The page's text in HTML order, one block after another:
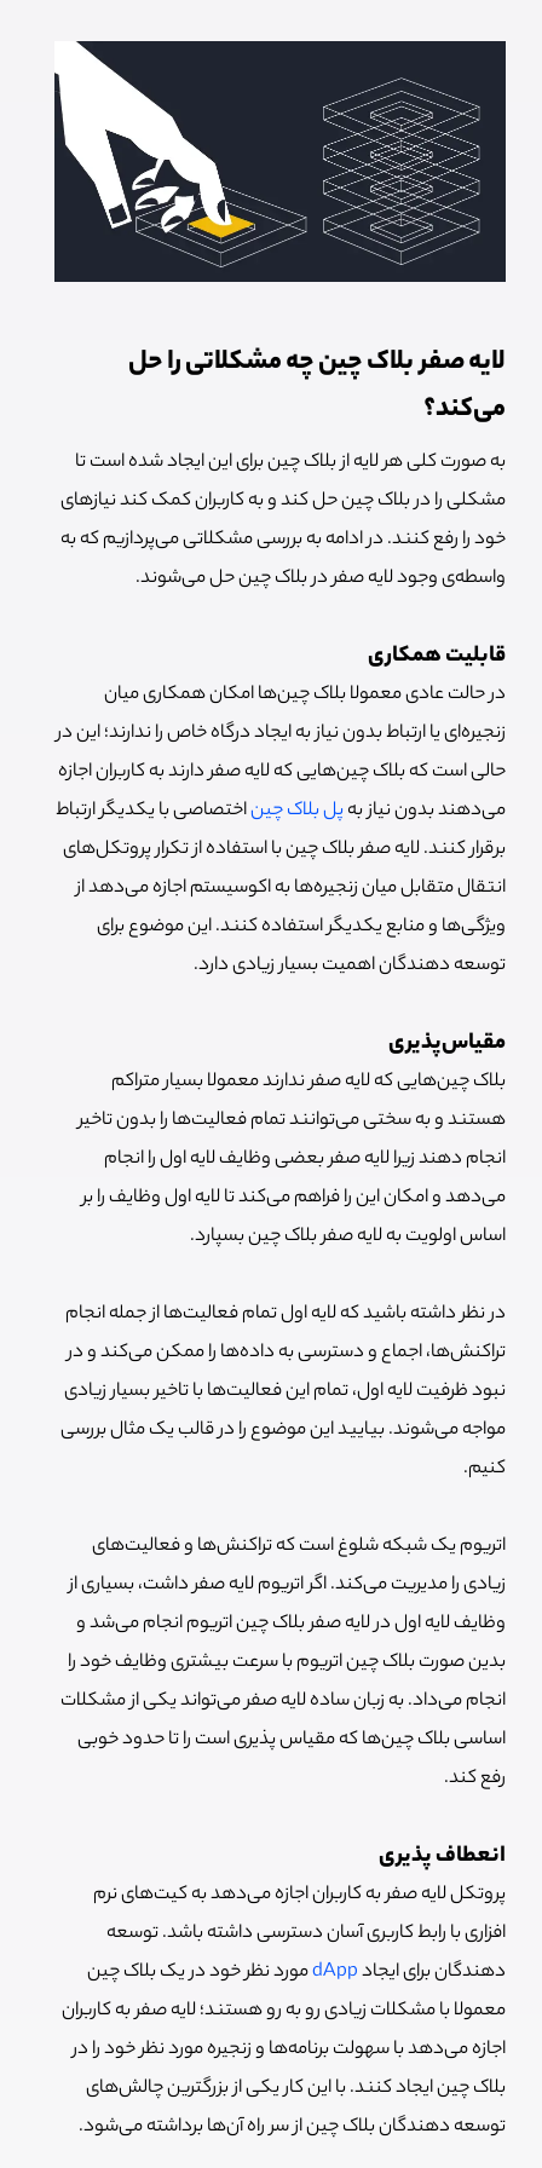
لایه صفر بلاک چین چه مشکلاتی را حل
می‌کند؟
به صورت کلی هر لایه از بلاک چین برای این ایجاد شده است تا
مشکلی را در بلاک چین حل کند و به کاربران کمک کند نیازهای
خود را رفع کنند. در ادامه به بررسی مشکلاتی می‌پردازیم که به
واسطه‌ی وجود لایه صفر در بلاک چین حل می‌شوند.
قابلیت همکاری
در حالت عادی معمولا بلاک چین‌ها امکان همکاری میان
زنجیره‌ای یا ارتباط بدون نیاز به ایجاد درگاه خاص را ندارند؛ این در
حالی است که بلاک چین‌هایی که لایه صفر دارند به کاربران اجازه
می‌دهند بدون نیاز بهپل‌ بلاک چیناختصاصی با یکدیگر ارتباط
برقرار کنند. لایه صفر بلاک چین با استفاده از تکرار پروتکل‌های
انتقال متقابل میان زنجیره‌ها به اکوسیستم اجازه می‌دهد از
ویژگی‌ها و منابع یکدیگر استفاده کنند. این موضوع برای
توسعه دهندگان اهمیت بسیار زیادی دارد.
مقیاس‌پذیری
بلاک چین‌هایی که لایه صفر ندارند معمولا بسیار متراکم
هستند و به سختی می‌توانند تمام فعالیت‌ها را بدون تاخیر
انجام دهند زیرا لایه صفر بعضی وظایف لایه اول را انجام
می‌دهد و امکان این را فراهم می‌کند تا لایه اول وظایف را بر
اساس اولویت به لایه صفر بلاک چین بسپارد.
در نظر داشته باشید که لایه اول تمام فعالیت‌ها از جمله انجام
تراکنش‌ها، اجماع و دسترسی به داده‌ها را ممکن می‌کند و در
نبود ظرفیت لایه اول، تمام این فعالیت‌ها با تاخیر بسیار زیادی
مواجه می‌شوند. بیایید این موضوع را در قالب یک مثال بررسی
کنیم.
اتریوم یک شبکه شلوغ است که تراکنش‌ها و فعالیت‌های
زیادی را مدیریت می‌کند. اگر اتریوم لایه صفر داشت، بسیاری از
وظایف لایه اول در لایه صفر بلاک چین اتریوم انجام می‌شد و
بدین صورت بلاک چین اتریوم با سرعت بیشتری وظایف خود را
انجام می‌داد. به زبان ساده لایه صفر می‌تواند یکی از مشکلات
اساسی بلاک چین‌ها که مقیاس پذیری است را تا حدود خوبی
رفع کند.
انعطاف پذیری
پروتکل لایه صفر به کاربران اجازه می‌دهد به کیت‌های نرم
افزاری با رابط کاربری آسان دسترسی داشته باشد. توسعه
دهندگان برای ایجادdAppمورد نظر خود در یک بلاک چین
معمولا با مشکلات زیادی رو به رو هستند؛ لایه صفر به کاربران
اجازه می‌دهد با سهولت برنامه‌ها و زنجیره مورد نظر خود را در
بلاک چین ایجاد کنند. با این کار یکی از بزرگترین چالش‌های
توسعه دهندگان بلاک چین از سر راه آن‌ها برداشته می‌شود.